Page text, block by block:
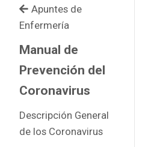
Apuntes de
Enfermería
Manual de
Prevención del
Coronavirus
Descripción General
de los Coronavirus